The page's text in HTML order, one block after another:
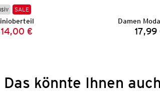
SALE
Preis:
Preis:
14,00 €
Damen
17,99
Das könnte Ihnen